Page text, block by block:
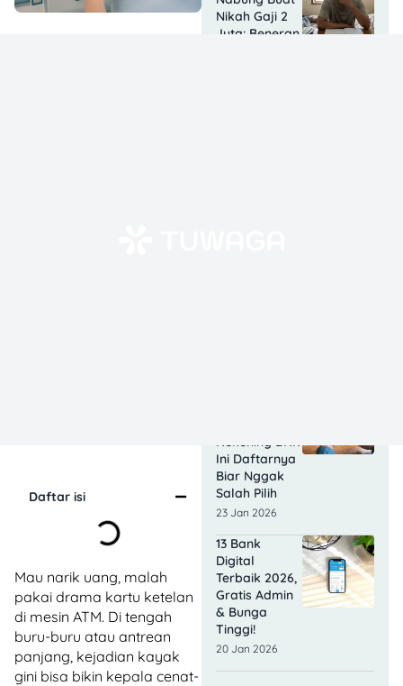
Daftar isi
Mau narik uang, malah
pakai drama kartu ketelan
di mesin ATM. Di tengah
buru-buru atau antrean
panjang, kejadian kayak
gini bisa bikin kepala cenat-
Nikah Gaji 2
Juta: Beneran
Rekening BRI?
Ini Daftarnya
Biar Nggak
Salah Pilih
23 Jan 2026
13 Bank
Digital
Terbaik 2026,
Gratis Admin
& Bunga
Tinggi!
20 Jan 2026